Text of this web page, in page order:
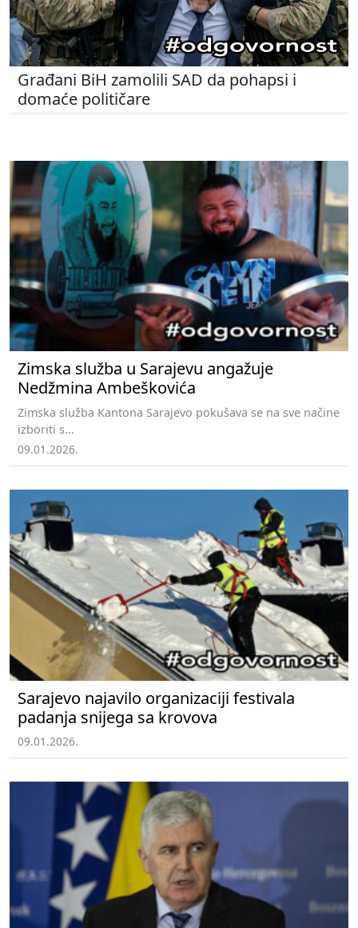
Građani BiH zamolili SAD da pohapsi i
domaće političare
Zimska služba u Sarajevu angažuje
Nedžmina Ambeškovića
Zimska služba Kantona Sarajevo pokušava se na sve načine
izboriti s...
09.01.2026.
Sarajevo najavilo organizaciji festivala
padanja snijega sa krovova
09.01.2026.